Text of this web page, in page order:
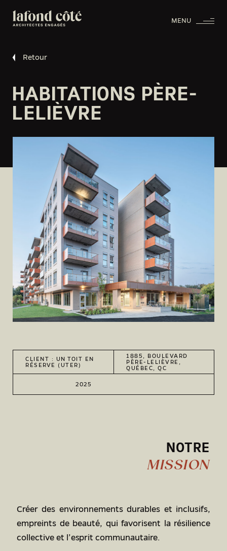
MENU
Retour
HABITATIONS PÈRE-
LELIÈVRE
CLIENT : UN TOIT EN
RÉSERVE (UTER)
1885, BOULEVARD
PÈRE-LELIÈVRE,
QUÉBEC, QC
2025
NOTRE
MISSION
Créer des environnements durables et inclusifs,
empreints de beauté, qui favorisent la résilience
collective et l’esprit communautaire.